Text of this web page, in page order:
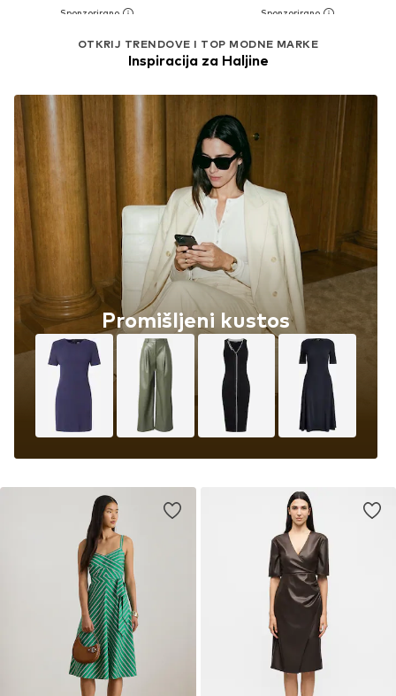
OTKRIJ TRENDOVE I TOP MODNE MARKE
Inspiracija za Haljine
Promišljeni kustos